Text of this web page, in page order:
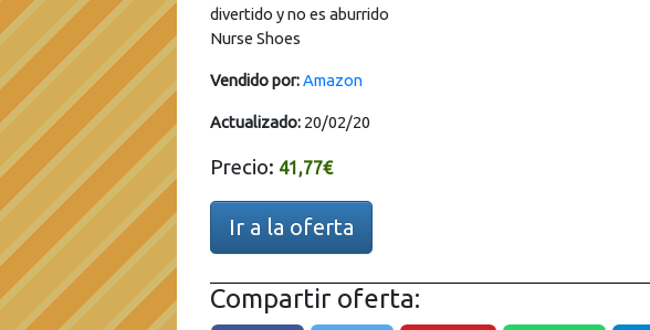
divertido y no es aburrido
Nurse Shoes
Vendido por:Amazon
Actualizado: 20/02/20
Precio: 41,77€
Ir a la oferta
Compartir oferta: